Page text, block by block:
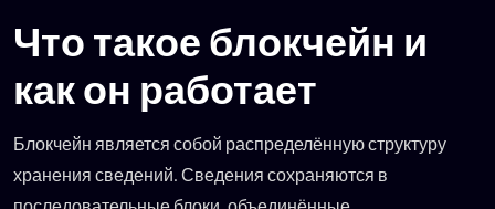
Что такое блокчейн и
как он работает
Блокчейн является собой распределённую структуру
хранения сведений. Сведения сохраняются в